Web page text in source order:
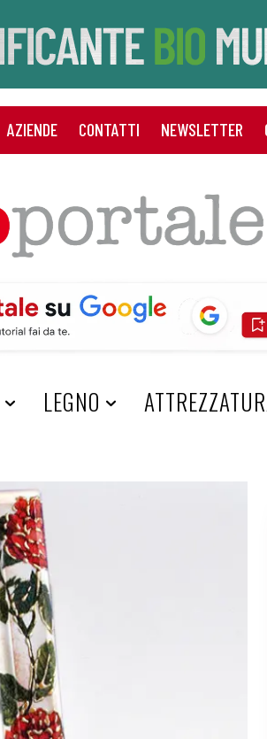
AZIENDE CONTATTI NEWSLETTER
LEGNO